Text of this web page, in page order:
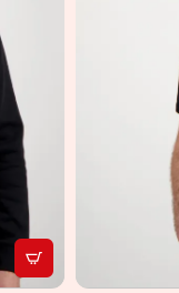
APERÇU RAPIDE